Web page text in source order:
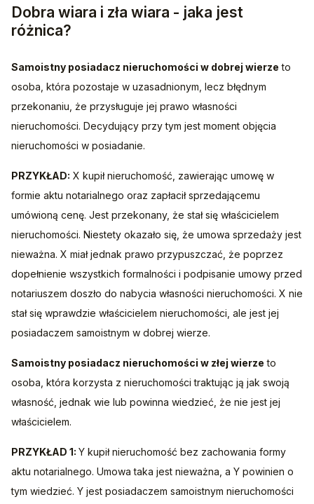
Dobra wiara i zła wiara - jaka jest
różnica?
Samoistny posiadacz nieruchomości w dobrej wierze to
osoba, która pozostaje w uzasadnionym, lecz błędnym
przekonaniu, że przysługuje jej prawo własności
nieruchomości. Decydujący przy tym jest moment objęcia
nieruchomości w posiadanie.
PRZYKŁAD: X kupił nieruchomość, zawierając umowę w
formie aktu notarialnego oraz zapłacił sprzedającemu
umówioną cenę. Jest przekonany, że stał się właścicielem
nieruchomości. Niestety okazało się, że umowa sprzedaży jest
nieważna. X miał jednak prawo przypuszczać, że poprzez
dopełnienie wszystkich formalności i podpisanie umowy przed
notariuszem doszło do nabycia własności nieruchomości. X nie
stał się wprawdzie właścicielem nieruchomości, ale jest jej
posiadaczem samoistnym w dobrej wierze.
Samoistny posiadacz nieruchomości w złej wierze to
osoba, która korzysta z nieruchomości traktując ją jak swoją
własność, jednak wie lub powinna wiedzieć, że nie jest jej
właścicielem.
PRZYKŁAD 1: Y kupił nieruchomość bez zachowania formy
aktu notarialnego. Umowa taka jest nieważna, a Y powinien o
tym wiedzieć. Y jest posiadaczem samoistnym nieruchomości